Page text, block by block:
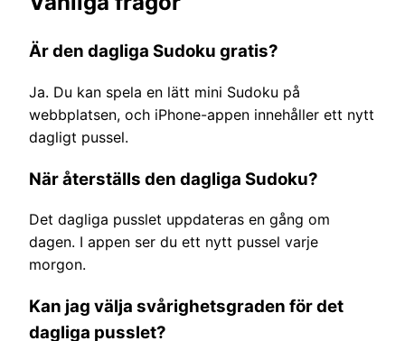
Är den dagliga Sudoku gratis?
Ja. Du kan spela en lätt mini Sudoku på
webbplatsen, och iPhone-appen innehåller ett nytt
dagligt pussel.
När återställs den dagliga Sudoku?
Det dagliga pusslet uppdateras en gång om
dagen. I appen ser du ett nytt pussel varje
morgon.
Kan jag välja svårighetsgraden för det
dagliga pusslet?